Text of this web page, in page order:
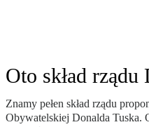
Oto skład rządu
Znamy pełen skład rządu
Obywatelskiej Donalda Tuska.